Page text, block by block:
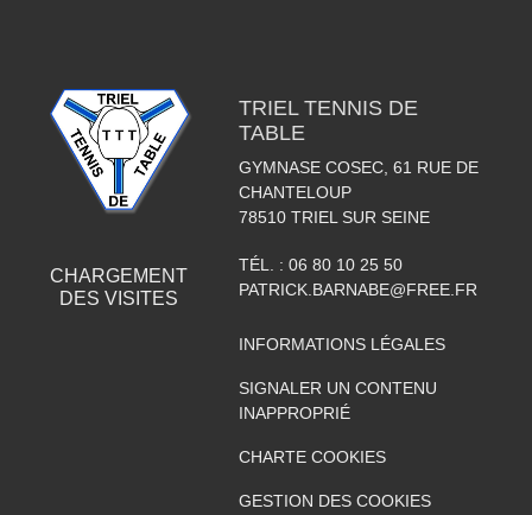
CHARGEMENT
DESVISITES
TRIEL TENNIS DE
TABLE
GYMNASE COSEC, 61 RUE DE
CHANTELOUP
78510 TRIEL SUR SEINE
TÉL. : 06 80 10 25 50
PATRICK.BARNABE@FREE.FR
INFORMATIONS LÉGALES
SIGNALER UN CONTENU
INAPPROPRIÉ
CHARTE COOKIES
GESTION DES COOKIES